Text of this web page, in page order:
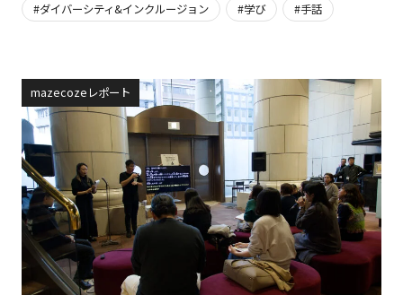
ダイバーシティ&インクルージョン 学び 手話
mazecozeレポート